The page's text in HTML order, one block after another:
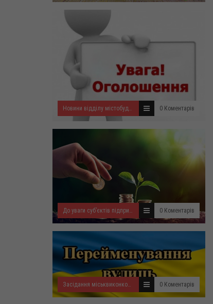
Новини відділу містобудування, архітектури і землеустрою 0 Коментарів
0 Коментарів
Засідання міськвиконкому 0 Коментарів